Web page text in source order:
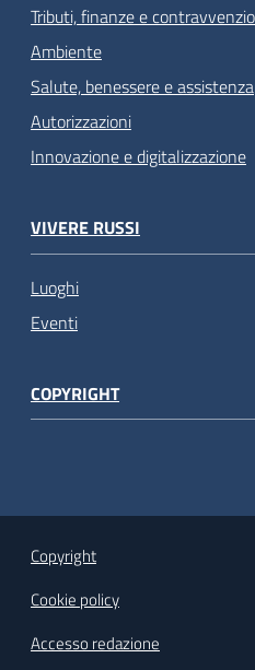
Tributi, finanze e
Ambiente
Salute, benessere e assistenza
Autorizzazioni
Innovazione e digitalizzazione
VIVERE RUSSI
Luoghi
Eventi
COPYRIGHT
Copyright
Cookie policy
Accesso redazione